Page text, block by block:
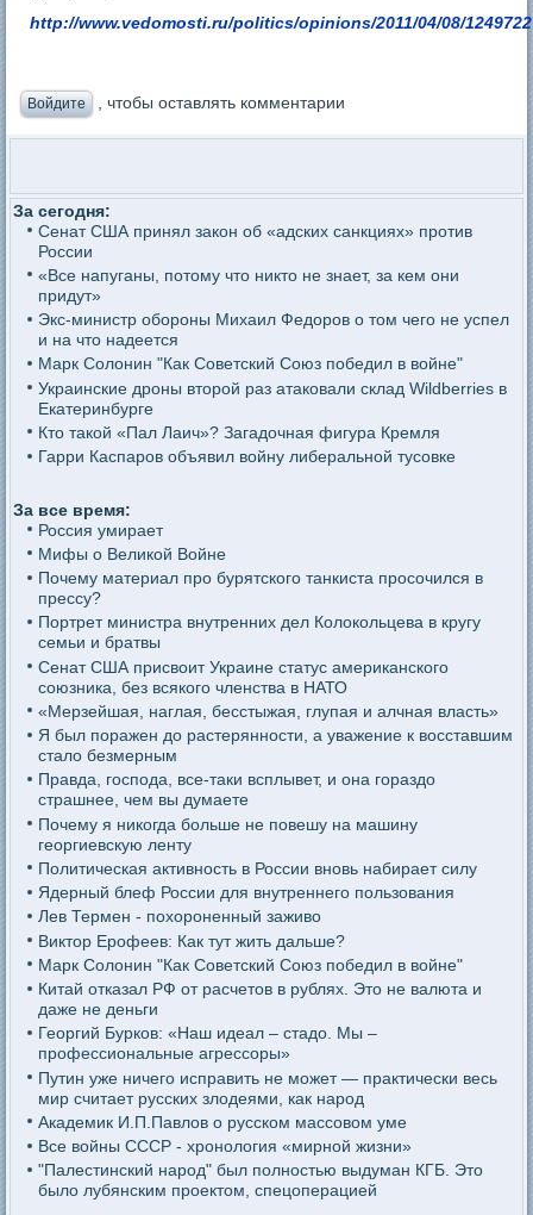
http://www.vedomosti.ru/politics/opinions/2011/04/08/1249722
Войдите , чтобы оставлять комментарии
За сегодня:
Сенат США принял закон об «адских санкциях» против
России
«Все напуганы, потому что никто не знает, за кем они
придут»
Экс-министр обороны Михаил Федоров о том чего не успел
и на что надеется
Марк Солонин "Как Советский Союз победил в войне"
Украинские дроны второй раз атаковали склад Wildberries в
Екатеринбурге
Кто такой «Пал Лаич»? Загадочная фигура Кремля
Гарри Каспаров объявил войну либеральной тусовке
За все время:
Россия умирает
Мифы о Великой Войне
Почему материал про бурятского танкиста просочился в
прессу?
Портрет министра внутренних дел Колокольцева в кругу
семьи и братвы
Сенат США присвоит Украине статус американского
союзника, без всякого членства в НАТО
«Мерзейшая, наглая, бесстыжая, глупая и алчная власть»
Я был поражен до растерянности, а уважение к восставшим
стало безмерным
Правда, господа, все-таки всплывет, и она гораздо
страшнее, чем вы думаете
Почему я никогда больше не повешу на машину
георгиевскую ленту
Политическая активность в России вновь набирает силу
Ядерный блеф России для внутреннего пользования
Лев Термен - похороненный заживо
Виктор Ерофеев: Как тут жить дальше?
Марк Солонин "Как Советский Союз победил в войне"
Китай отказал РФ от расчетов в рублях. Это не валюта и
даже не деньги
Георгий Бурков: «Наш идеал – стадо. Мы –
профессиональные агрессоры»
Путин уже ничего исправить не может — практически весь
мир считает русских злодеями, как народ
Академик И.П.Павлов о русском массовом уме
Все войны СССР - хронология «мирной жизни»
"Палестинский народ" был полностью выдуман КГБ. Это
было лубянским проектом, спецоперацией